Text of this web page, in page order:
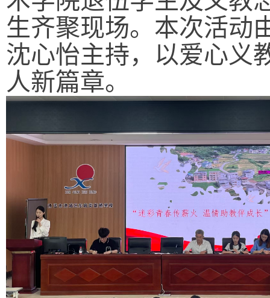
生齐聚现场。本次活动
沈心怡主持，以爱心义
人新篇章。